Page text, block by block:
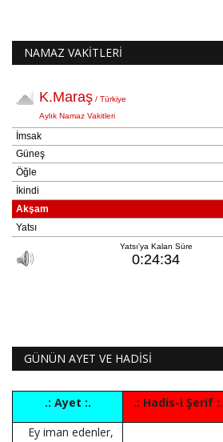
NAMAZ VAKİTLERİ
GÜNÜN AYET VE HADİSİ
.: Ayet :. .: Hadis-i Şerif :.
Ey iman edenler,